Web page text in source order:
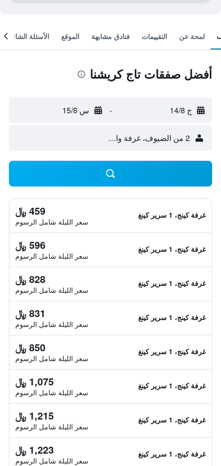
لمحة عن التقييمات فنادق مشابهة الموقع الأسئلة الشائعة
أفضل صفقات تاج كريشنا
ج 14/8 - س 15/8
2 من الضيوف، غرفة واحدة
غرفة كينج، 1 سرير كينغ 459 ﷼
سعر الليلة شامل الرسوم
غرفة كينج، 1 سرير كينغ 596 ﷼
سعر الليلة شامل الرسوم
غرفة كينج، 1 سرير كينغ 828 ﷼
سعر الليلة شامل الرسوم
غرفة كينج، 1 سرير كينغ 831 ﷼
سعر الليلة شامل الرسوم
غرفة كينج، 1 سرير كينغ 850 ﷼
سعر الليلة شامل الرسوم
غرفة كينج، 1 سرير كينغ 1,075 ﷼
سعر الليلة شامل الرسوم
غرفة كينج، 1 سرير كينغ 1,215 ﷼
سعر الليلة شامل الرسوم
غرفة كينج، 1 سرير كينغ 1,223 ﷼
سعر الليلة شامل الرسوم